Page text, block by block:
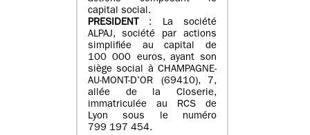
capital social.
PRESIDENT
: La société
ALPAJ, société par actions
simplifiée au capital de
100 000 euros, ayant son
siège social à CHAMPAGNE-
AU-MONT-D’OR (69410), 7,
allée de la Closerie,
immatriculée au RCS de
Lyon sous le numéro
799 197 454.